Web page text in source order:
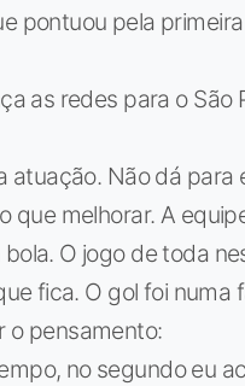
pontuou pela
as redes para o São
atuação. Não dá para
que melhorar. A
O jogo de toda
fica. O gol foi numa
o pensamento:
no segundo eu